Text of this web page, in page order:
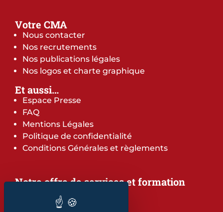
Votre CMA
Nous contacter
Nos recrutements
Nos publications légales
Nos logos et charte graphique
Et aussi…
Espace Presse
FAQ
Mentions Légales
Politique de confidentialité
Conditions Générales et règlements
Notre offre de services et formation
Notre offre de formation